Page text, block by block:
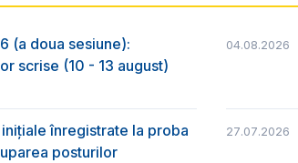
(a doua sesiune):
scrise (10 - 13 august)
04.08.2026
înregistrate la proba
posturilor
27.07.2026